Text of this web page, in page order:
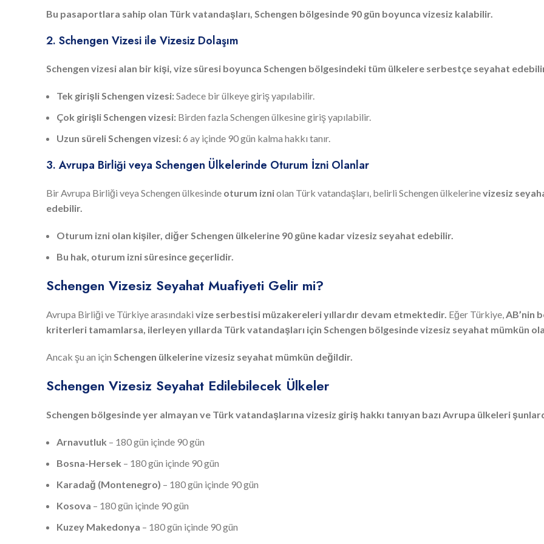
Bu pasaportlara sahip olan Türk vatandaşları, Schengen bölgesinde 90 gün boyunca vizesiz kalabilir.
2. Schengen Vizesi ile Vizesiz Dolaşım
Schengen vizesi alan bir kişi, vize süresi boyunca Schengen bölgesindeki tüm ülkelere serbestçe seyahat
Tek girişli Schengen vizesi:Sadece bir ülkeye giriş yapılabilir.
Çok girişli Schengen vizesi: Birden fazla Schengen ülkesine giriş yapılabilir.
Uzun süreli Schengen vizesi:6 ay içinde 90 gün kalma hakkı tanır.
3. Avrupa Birliği veya Schengen Ülkelerinde Oturum İzni Olanlar
Bir Avrupa Birliği veya Schengen ülkesinde oturum izniolan Türk vatandaşları, belirli Schengen ülkelerinevizesiz
edebilir.
Oturum izni olan kişiler, diğer Schengen ülkelerine 90 güne kadar vizesiz seyahat edebilir.
Bu hak, oturum izni süresince geçerlidir.
Schengen Vizesiz Seyahat Muafiyeti Gelir mi?
Avrupa Birliği ve Türkiye arasındaki vize serbestisi müzakereleri yıllardır devam etmektedir. Eğer Türkiye,AB’nin
kriterleri tamamlarsa, ilerleyen yıllarda Türk vatandaşları için Schengen bölgesinde vizesiz seyahat mümkün
Ancak şu an için Schengen ülkelerine vizesiz seyahat mümkün değildir.
Schengen Vizesiz Seyahat Edilebilecek Ülkeler
Schengen bölgesinde yer almayan ve Türk vatandaşlarına vizesiz giriş hakkı tanıyan bazı Avrupa ülkeleri
Arnavutluk – 180 gün içinde 90 gün
Bosna-Hersek – 180 gün içinde 90 gün
Karadağ (Montenegro) – 180 gün içinde 90 gün
Kosova – 180 gün içinde 90 gün
Kuzey Makedonya – 180 gün içinde 90 gün